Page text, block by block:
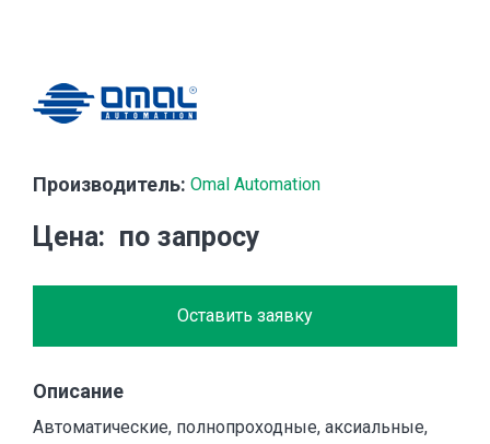
Производитель: Omal Automation
Цена по запросу
Оставить заявку
Описание
Автоматические, полнопроходные, аксиальные,